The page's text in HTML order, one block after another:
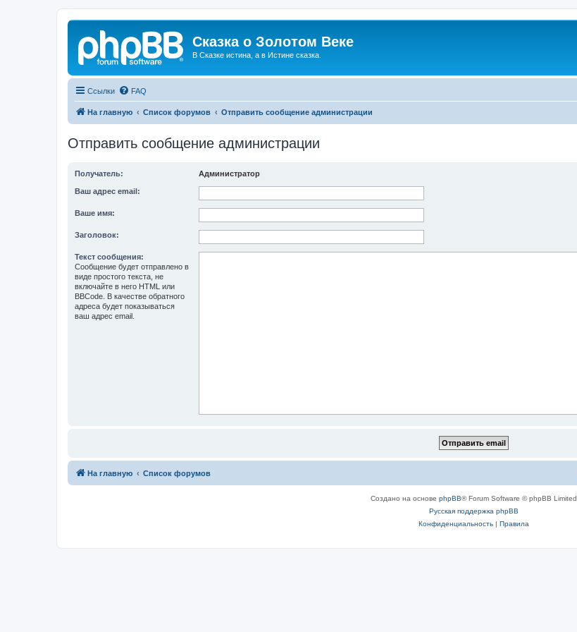
Сказка о Золотом Веке
В Сказке истина, а в Истине сказка.
Ссылки FAQ
На главную Список форумов Отправить сообщение администрации
Отправить сообщение администрации
Получатель: Администратор
Ваш адрес email:
Ваше имя:
Заголовок:
Текст сообщения:
Сообщение будет отправлено в
виде простого текста, не
включайте в него HTML или
BBCode. В качестве обратного
адреса будет показываться
ваш адрес email.
На главную Список форумов
Создано на основе phpBB® Forum Software © phpBB Limited
Русская поддержка phpBB
Конфиденциальность| Правила